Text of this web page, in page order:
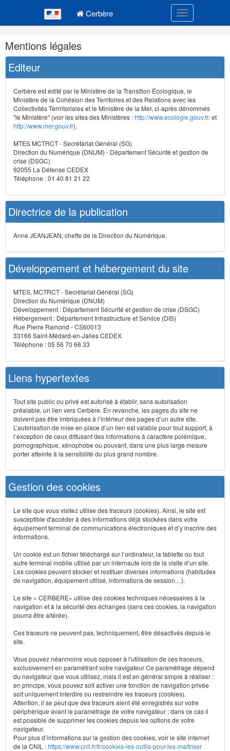
Cerbère Toggle
Navigation
et
outils
annexes
Mentions légales
Editeur
Cerbère est édité par le Ministère de la Transition Écologique, le
Ministère de la Cohésion des Territoires et des Relations avec les
Collectivités Terrritoriales et le Ministère de la Mer, ci-après dénommés
"le Ministère" (voir les sites des Ministères :http://www.ecologie.gouv.fr/et
http://www.mer.gouv.fr).
MTES MCTRCT - Secrétariat Général (SG)
Direction du Numérique (DNUM) - Département Sécurité et gestion de
crise (DSGC)
92055 La Défense CEDEX
Téléphone : 01 40 81 21 22
Directrice de la publication
Anne JEANJEAN, cheffe de la Direction du Numérique.
Développement et hébergement du site
MTES, MCTRCT - Secrétariat Général (SG)
Direction du Numérique (DNUM)
Développement : Département Sécurité et gestion de crise (DSGC)
Hébergement : Département Infrastructure et Service (DIS)
Rue Pierre Ramond - CS60013
33166 Saint-Médard-en-Jalles CEDEX
Téléphone : 05 56 70 66 33
Liens hypertextes
Tout site public ou privé est autorisé à établir, sans autorisation
préalable, un lien vers Cerbère. En revanche, les pages du site ne
doivent pas être imbriquées à l’intérieur des pages d’un autre site.
L’autorisation de mise en place d’un lien est valable pour tout support, à
l’exception de ceux diffusant des informations à caractère polémique,
pornographique, xénophobe ou pouvant, dans une plus large mesure
porter atteinte à la sensibilité du plus grand nombre.
Gestion des cookies
Le site que vous visitez utilise des traceurs (cookies). Ainsi, le site est
susceptible d'accéder à des informations déjà stockées dans votre
équipement terminal de communications électroniques et d’y inscrire des
informations.
Un cookie est un fichier téléchargé sur l’ordinateur, la tablette ou tout
autre terminal mobile utilisé par un internaute lors de la visite d’un site.
Les cookies peuvent stocker et restituer diverses informations (habitudes
de navigation, équipement utilisé, informations de session…).
Le site « CERBERE» utilise des cookies techniques nécessaires à la
navigation et à la sécurité des échanges (sans ces cookies, la navigation
pourra être altérée).
Ces traceurs ne peuvent pas, techniquement, être désactivés depuis le
site.
Vous pouvez néanmoins vous opposer à l'utilisation de ces traceurs,
exclusivement en paramétrant votre navigateur Ce paramétrage dépend
du navigateur que vous utilisez, mais il est en général simple à réaliser :
en principe, vous pouvez soit activer une fonction de navigation privée
soit uniquement interdire ou restreindre les traceurs (cookies).
Attention, il se peut que des traceurs aient été enregistrés sur votre
périphérique avant le paramétrage de votre navigateur : dans ce cas il
est possible de supprimer les cookies depuis les options de votre
navigateur.
Pour plus d’informations sur la gestion des cookies, voir le site internet
de la CNIL :https://www.cnil.fr/fr/cookies-les-outils-pour-les-maitriser